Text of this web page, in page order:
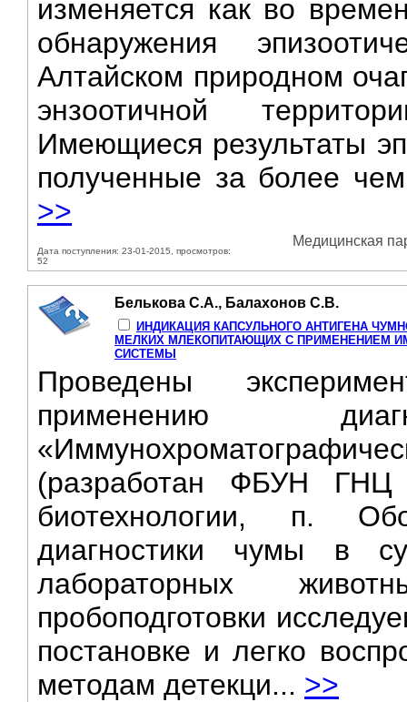
изменяется как во
обнаружения
Алтайском природном
энзоотичной
Имеющиеся результаты
полученные за более
>>
Дата поступления: 23-01-2015, просмотров:
52
Медицинская
Белькова С.А., Балахонов С.В.
ИНДИКАЦИЯ КАПСУЛЬНОГО АНТИГЕНА
МЕЛКИХ МЛЕКОПИТАЮЩИХ С ПРИМЕНЕНИЕМ
СИСТЕМЫ
Проведены
применению
(разработан ФБУН ГНЦ
биотехнологии, п.
диагностики чумы в
лабораторных
пробоподготовки
постановке и легко
методам детекци... >>